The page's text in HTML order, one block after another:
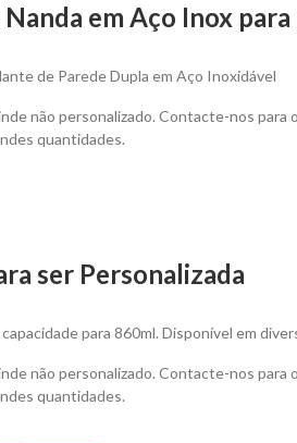
em Aço Inox
de Parede Dupla em Aço Inoxidável
não personalizado. Contacte-nos para
quantidades.
ser Personalizada
para 860ml. Disponível em
não personalizado. Contacte-nos para
quantidades.